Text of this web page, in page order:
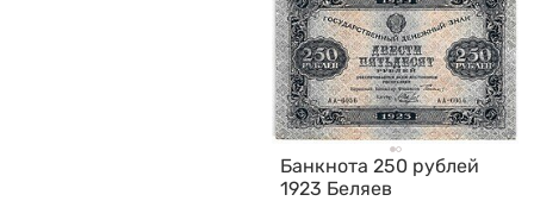
Банкнота 250 рублей
1923 Беляев